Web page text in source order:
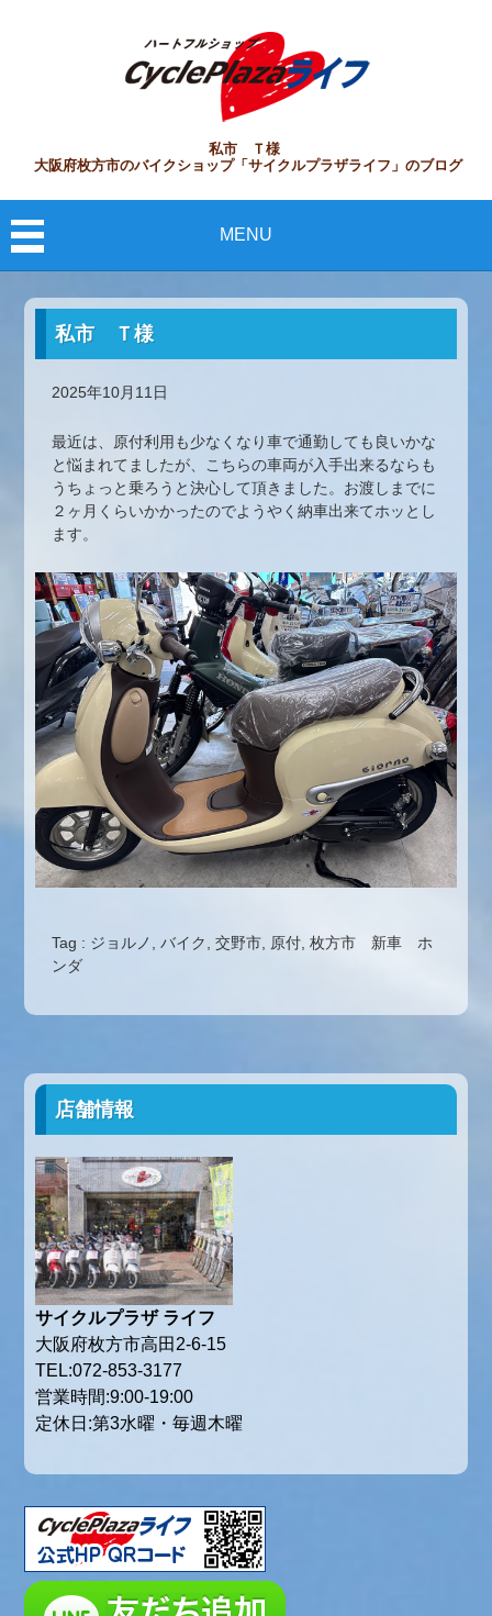
私市 Ｔ様
大阪府枚方市のバイクショップ「サイクルプラザライフ」のブログ
MENU
私市 Ｔ様
2025年10月11日
最近は、原付利用も少なくなり車で通勤しても良いかな
と悩まれてましたが、こちらの車両が入手出来るならも
うちょっと乗ろうと決心して頂きました。お渡しまでに
２ヶ月くらいかかったのでようやく納車出来てホッとし
ます。
Tag : ジョルノ ,バイク,交野市, 原付,枚方市 新車 ホ
ンダ
店舗情報
サイクルプラザ ライフ
大阪府枚方市高田2-6-15
TEL:072-853-3177
営業時間:9:00-19:00
定休日:第3水曜・毎週木曜